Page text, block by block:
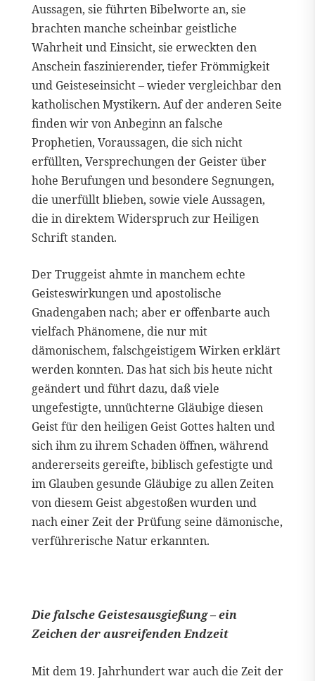
Aussagen, sie führten Bibelworte an, sie
brachten manche scheinbar geistliche
Wahrheit und Einsicht, sie erweckten den
Anschein faszinierender, tiefer Frömmigkeit
und Geisteseinsicht – wieder vergleichbar den
katholischen Mystikern. Auf der anderen Seite
finden wir von Anbeginn an falsche
Prophetien, Voraussagen, die sich nicht
erfüllten, Versprechungen der Geister über
hohe Berufungen und besondere Segnungen,
die unerfüllt blieben, sowie viele Aussagen,
die in direktem Widerspruch zur Heiligen
Schrift standen.
Der Truggeist ahmte in manchem echte
Geisteswirkungen und apostolische
Gnadengaben nach; aber er offenbarte auch
vielfach Phänomene, die nur mit
dämonischem, falschgeistigem Wirken erklärt
werden konnten. Das hat sich bis heute nicht
geändert und führt dazu, daß viele
ungefestigte, unnüchterne Gläubige diesen
Geist für den heiligen Geist Gottes halten und
sich ihm zu ihrem Schaden öffnen, während
andererseits gereifte, biblisch gefestigte und
im Glauben gesunde Gläubige zu allen Zeiten
von diesem Geist abgestoßen wurden und
nach einer Zeit der Prüfung seine dämonische,
verführerische Natur erkannten.
Die falsche Geistesausgießung – ein
Zeichen der ausreifenden Endzeit
Mit dem 19. Jahrhundert war auch die Zeit der